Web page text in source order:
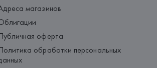
магазинов
оферта
обработки персональных